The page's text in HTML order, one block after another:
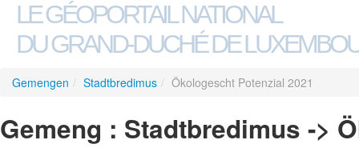
LE GÉOPORTAIL NATIONAL
DU GRAND-DUCHÉ DE
Gemengen / Stadtbredimus / Ökologescht Potenzial 2021
Gemeng : Stadtbredimus ->